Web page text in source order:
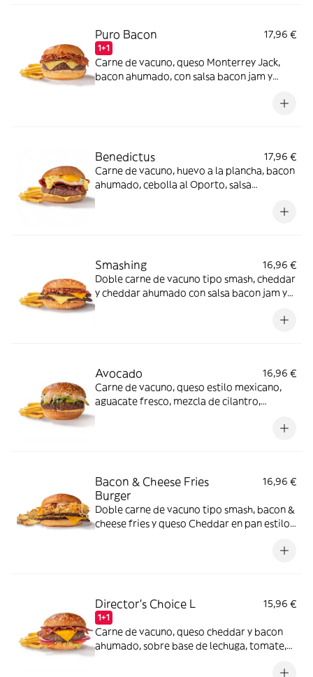
Puro Bacon
1+1
17,96 €
Carne de vacuno, queso Monterrey Jack,
bacon ahumado, con salsa bacon jam y
Benedictus
17,96 €
Carne de vacuno, huevo a la plancha, bacon
ahumado, cebolla al Oporto, salsa
Smashing
16,96 €
Doble carne de vacuno tipo smash, cheddar
y cheddar ahumado con salsa bacon jam y
Avocado
16,96 €
Carne de vacuno, queso estilo mexicano,
aguacate fresco, mezcla de cilantro,
Bacon & Cheese Fries
Burger
16,96 €
Doble carne de vacuno tipo smash, bacon &
cheese fries y queso Cheddar en pan estilo
Director's Choice L
1+1
15,96 €
Carne de vacuno, queso cheddar y bacon
ahumado, sobre base de lechuga, tomate,